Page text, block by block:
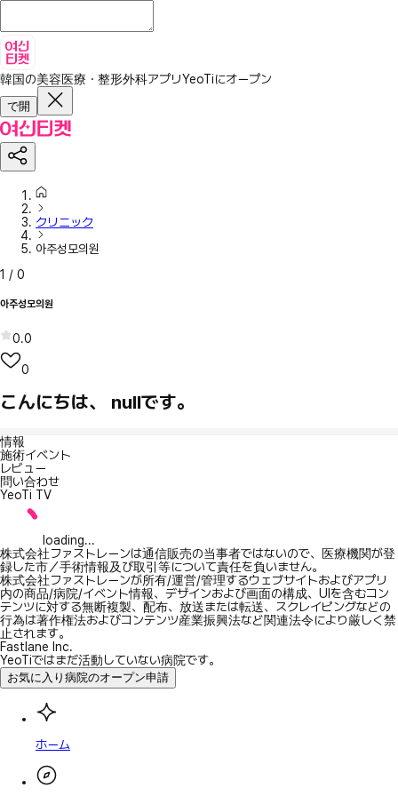
韓国の美容医療・整形外科アプリYeoTiにオープン
で開
クリニック
아주성모의원
1 / 0
아주성모의원
0.0
0
こんにちは、 nullです。
情報
施術イベント
レビュー
問い合わせ
YeoTi TV
loading...
株式会社ファストレーンは通信販売の当事者ではないので、医療機関が登
録した市／手術情報及び取引等について責任を負いません。
株式会社ファストレーンが所有/運営/管理するウェブサイトおよびアプリ
内の商品/病院/イベント情報、デザインおよび画面の構成、UIを含むコン
テンツに対する無断複製、配布、放送または転送、スクレイピングなどの
行為は著作権法およびコンテンツ産業振興法など関連法令により厳しく禁
止されます。
Fastlane Inc.
YeoTiではまだ活動していない病院です。
お気に入り病院のオープン申請
ホーム